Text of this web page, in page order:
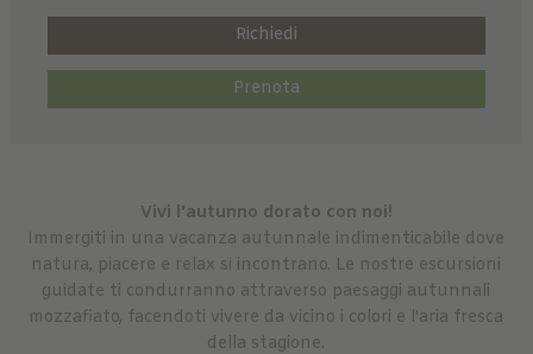
Richiedi
Prenota
Vivi l'autunno dorato con noi!
Immergiti in una vacanza autunnale indimenticabile dove
natura, piacere e relax si incontrano. Le nostre escursioni
guidate ti condurranno attraverso paesaggi autunnali
mozzafiato, facendoti vivere da vicino i colori e l'aria fresca
della stagione.